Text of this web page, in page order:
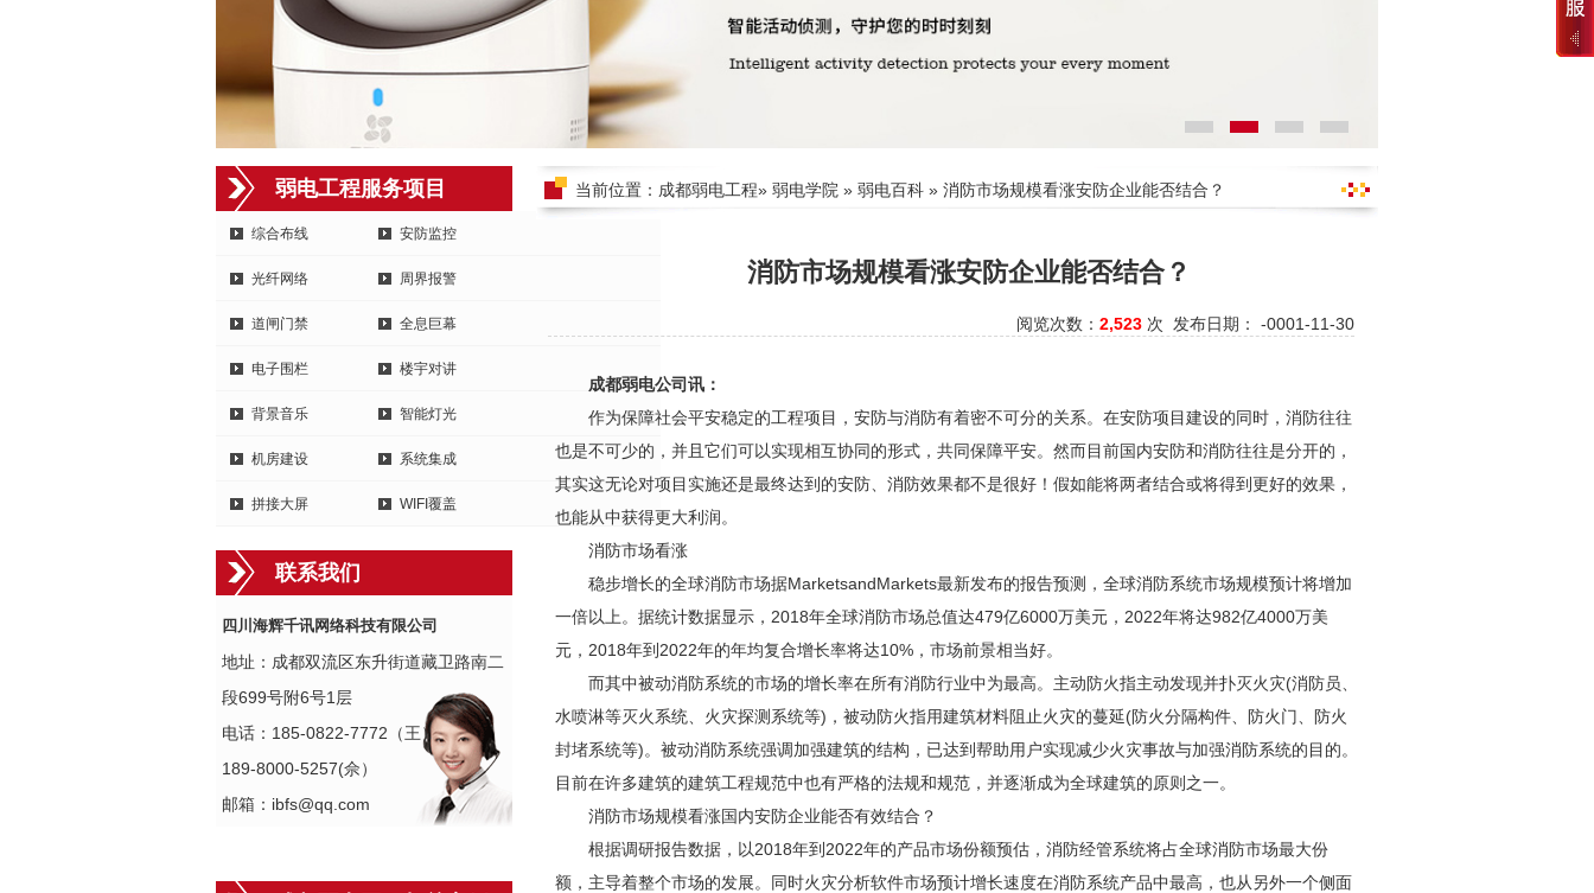
弱电工程服务项目
综合布线 安防监控
光纤网络 周界报警
道闸门禁 全息巨幕
电子围栏 楼宇对讲
背景音乐 智能灯光
机房建设 系统集成
拼接大屏 WIFI覆盖
联系我们
四川海辉千讯网络科技有限公司
地址：成都双流区东升街道藏卫路南二
段699号附6号1层
电话：185-0822-7772（王）
189-8000-5257(佘）
邮箱：ibfs@qq.com
当前位置： 成都弱电工程» 弱电学院 » 弱电百科 » 消防市场规模看涨安防企业能否结合？
消防市场规模看涨安防企业能否结合？
阅览次数： 2,523 次 发布日期： -0001-11-30
成都弱电公司讯：
作为保障社会平安稳定的工程项目， 安防与消防有着密不可分的关系。在安防项目建设的同时，消防往往
也是不可少的，并且它们可以实现相互协同的形式，共同保障平安。然而目前国内安防和消防往往是分开的，
其实这无论对项目实施还是最终达到的安防 、消防效果都不是很好！假如能将两者结合或将得到更好的效果，
也能从中获得更大利润。
消防市场看涨
稳步增长的全球消防市场据MarketsandMarkets最新发布的报告预测，全球消防系统市场规模预计将增加
一倍以上。据统计数据显示，2018年全球消防市场总值达479亿6000万美元，2022年将达982亿4000万美
元，2018年到2022年的年均复合增长率将达10%，市场前景相当好。
而其中被动消防系统的市场的增长率在所有消防行业中为最高。主动防火指主动发现并扑灭火灾(消防员、
水喷淋等灭火系统、火灾探测系统等)，被动防火指用建筑材料阻止火灾的蔓延(防火分隔构件、防火门、防火
封堵系统等)。被动消防系统强调加强建筑的结构，已达到帮助用户实现减少火灾事故与加强消防系统的目的。
目前在许多建筑的建筑工程规范中也有严格的法规和规范，并逐渐成为全球建筑的原则之一。
消防市场规模看涨国内安防企业能否有效结合？
根据调研报告数据，以2018年到2022年的产品市场份额预估，消防经管系统将占全球消防市场最大份
额，主导着整个市场的发展。同时火灾分析软件市场预计增长速度在消防系统产品中最高，也从另外一个侧面